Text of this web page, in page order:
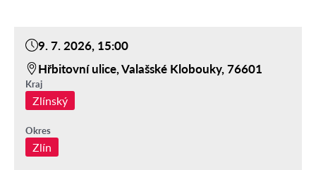
9. 7. 2026, 15:00
Hřbitovní ulice, Valašské Klobouky, 76601
Kraj
Zlínský
Okres
Zlín